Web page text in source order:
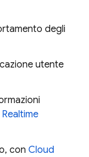
degli
utente
Realtime
con Cloud